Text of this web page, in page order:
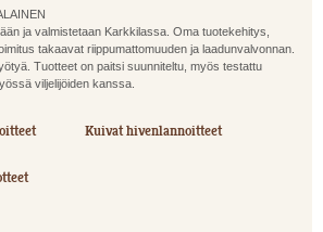
ja valmistetaan Karkkilassa. Oma tuotekehitys,
takaavat riippumattomuuden ja laadunvalvonnan.
Tuotteet on paitsi suunniteltu, myös testattu
viljelijöiden kanssa.
Kuivat hivenlannoitteet